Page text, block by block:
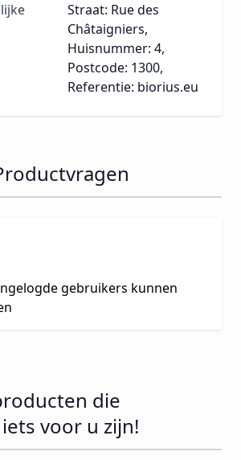
Straat: Rue des
Châtaigniers,
Huisnummer: 4,
Postcode: 1300,
Referentie: biorius.eu
gebruikers kunnen
die
voor u zijn!